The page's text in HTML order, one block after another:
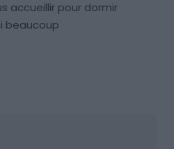
accueillir pour dormir
beaucoup